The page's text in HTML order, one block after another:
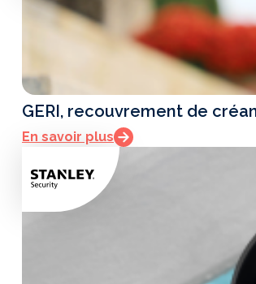
GERI, recouvrement de
En savoir plus